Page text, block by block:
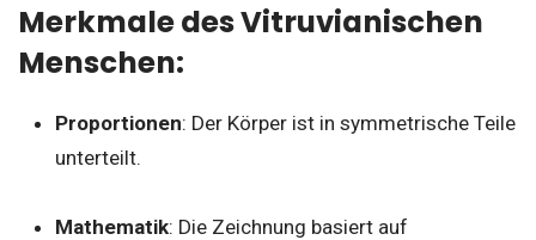
Merkmale des Vitruvianischen
Menschen:
Proportionen: Der Körper ist in symmetrische Teile
unterteilt.
Mathematik: Die Zeichnung basiert auf